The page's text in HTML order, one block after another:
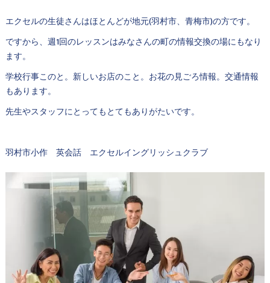
エクセルの生徒さんはほとんどが地元(羽村市、青梅市)の方です。
ですから、週1回のレッスンはみなさんの町の情報交換の場にもなり
ます。
学校行事このと。新しいお店のこと。お花の見ごろ情報。交通情報
もあります。
先生やスタッフにとってもとてもありがたいです。
羽村市小作 英会話 エクセルイングリッシュクラブ